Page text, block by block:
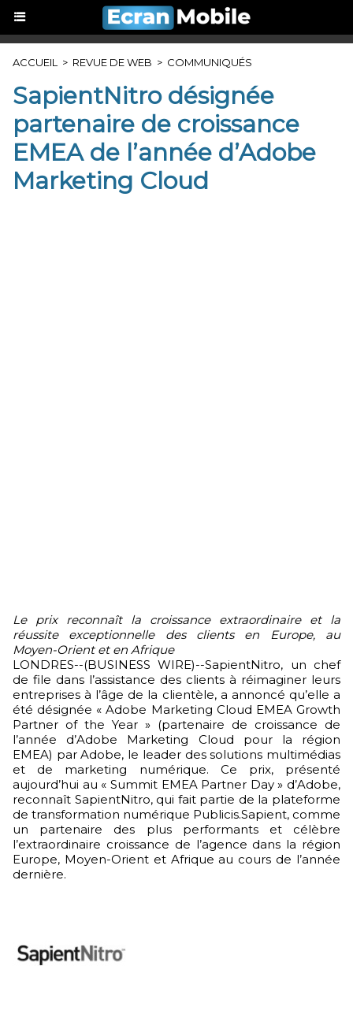
ACCUEIL > REVUE DE WEB > COMMUNIQUÉS
SapientNitro désignée
partenaire de croissance
EMEA de l’année d’Adobe
Marketing Cloud
Le prix reconnaît la croissance extraordinaire et la
réussite exceptionnelle des clients en Europe, au
Moyen-Orient et en Afrique
LONDRES--(BUSINESS WIRE)--SapientNitro, un chef
de file dans l’assistance des clients à réimaginer leurs
entreprises à l’âge de la clientèle, a annoncé qu’elle a
été désignée « Adobe Marketing Cloud EMEA Growth
Partner of the Year » (partenaire de croissance de
l’année d’Adobe Marketing Cloud pour la région
EMEA) par Adobe, le leader des solutions multimédias
et de marketing numérique. Ce prix, présenté
aujourd’hui au « Summit EMEA Partner Day » d’Adobe,
reconnaît SapientNitro, qui fait partie de la plateforme
de transformation numérique Publicis.Sapient, comme
un partenaire des plus performants et célèbre
l’extraordinaire croissance de l’agence dans la région
Europe, Moyen-Orient et Afrique au cours de l’année
dernière.